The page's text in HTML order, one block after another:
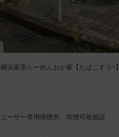
横浜家系らーめんおか家【たばこすう+】
ユーザー専用喫煙所、喫煙可能施設